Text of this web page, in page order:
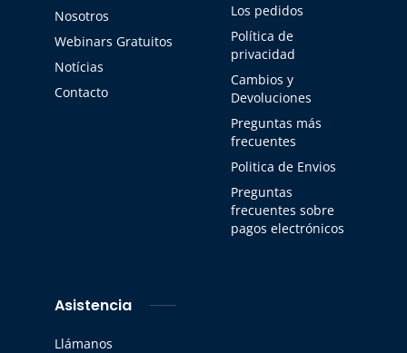
Nosotros
Webinars Gratuitos
Notícias
Contacto
Los pedidos
Política de
privacidad
Cambios y
Devoluciones
Preguntas más
frecuentes
Politica de Envios
Preguntas
frecuentes sobre
pagos electrónicos
Asistencia
Llámanos